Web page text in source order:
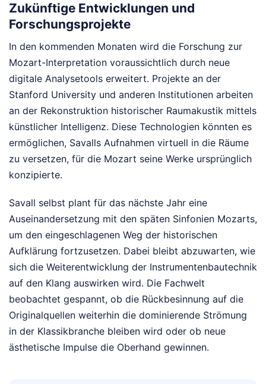
Zukünftige Entwicklungen und
Forschungsprojekte
In den kommenden Monaten wird die Forschung zur
Mozart-Interpretation voraussichtlich durch neue
digitale Analysetools erweitert. Projekte an der
Stanford University und anderen Institutionen arbeiten
an der Rekonstruktion historischer Raumakustik mittels
künstlicher Intelligenz. Diese Technologien könnten es
ermöglichen, Savalls Aufnahmen virtuell in die Räume
zu versetzen, für die Mozart seine Werke ursprünglich
konzipierte.
Savall selbst plant für das nächste Jahr eine
Auseinandersetzung mit den späten Sinfonien Mozarts,
um den eingeschlagenen Weg der historischen
Aufklärung fortzusetzen. Dabei bleibt abzuwarten, wie
sich die Weiterentwicklung der Instrumentenbautechnik
auf den Klang auswirken wird. Die Fachwelt
beobachtet gespannt, ob die Rückbesinnung auf die
Originalquellen weiterhin die dominierende Strömung
in der Klassikbranche bleiben wird oder ob neue
ästhetische Impulse die Oberhand gewinnen.